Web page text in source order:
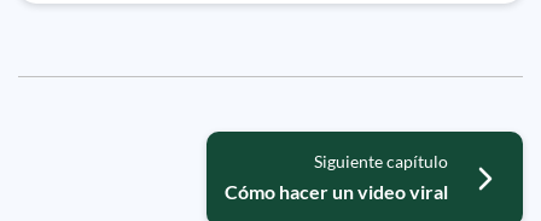
Siguiente capítulo
Cómo hacer un video viral